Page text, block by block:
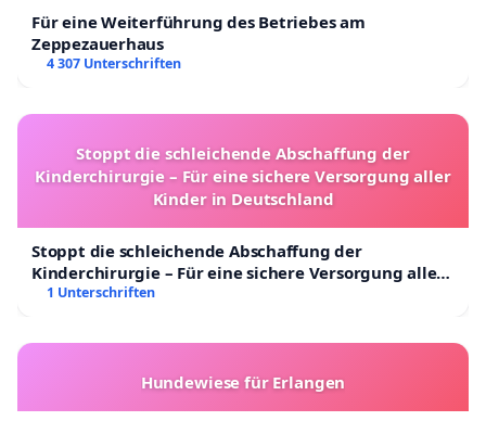
Für eine Weiterführung des Betriebes am
Zeppezauerhaus
4 307 Unterschriften
Stoppt die schleichende Abschaffung der
Kinderchirurgie – Für eine sichere Versorgung aller
Kinder in Deutschland
Stoppt die schleichende Abschaffung der
Kinderchirurgie – Für eine sichere Versorgung aller
Kinder in Deutschland
1 Unterschriften
Hundewiese für Erlangen